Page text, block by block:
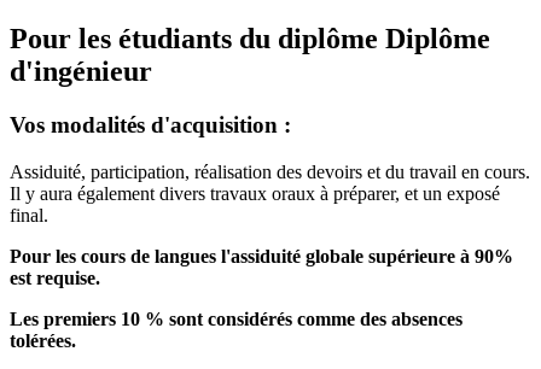
Pour les étudiants du diplôme Diplôme
d'ingénieur
Vos modalités d'acquisition :
Assiduité, participation, réalisation des devoirs et du travail en cours.
Il y aura également divers travaux oraux à préparer, et un exposé
final.
Pour les cours de langues l'assiduité globale supérieure à 90%
est requise.
Les premiers 10 % sont considérés comme des absences
tolérées.